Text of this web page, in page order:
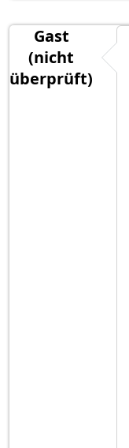
Gast
(nicht
überprüft)